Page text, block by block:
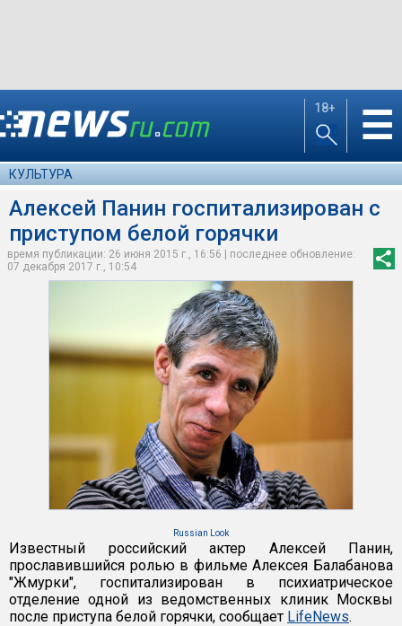
18+ ☰
КУЛЬТУРА
Алексей Панин госпитализирован с
приступом белой горячки
время публикации: 26 июня 2015 г., 16:56 | последнее обновление:
07 декабря 2017 г., 10:54
Russian Look
Известный российский актер Алексей Панин,
прославившийся ролью в фильме Алексея Балабанова
"Жмурки", госпитализирован в психиатрическое
отделение одной из ведомственных клиник Москвы
после приступа белой горячки, сообщает LifeNews.